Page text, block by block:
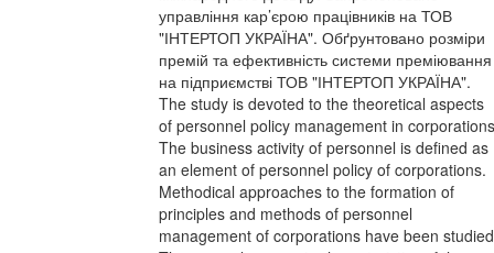
управління кар’єрою працівників на ТОВ
"ІНТЕРТОП УКРАЇНА". Обґрунтовано розміри
премій та ефективність системи преміювання
на підприємстві ТОВ "ІНТЕРТОП УКРАЇНА".
The study is devoted to the theoretical aspects
of personnel policy management in
The business activity of personnel is defined as
an element of personnel policy of corporations.
Methodical approaches to the formation of
principles and methods of personnel
management of corporations have been